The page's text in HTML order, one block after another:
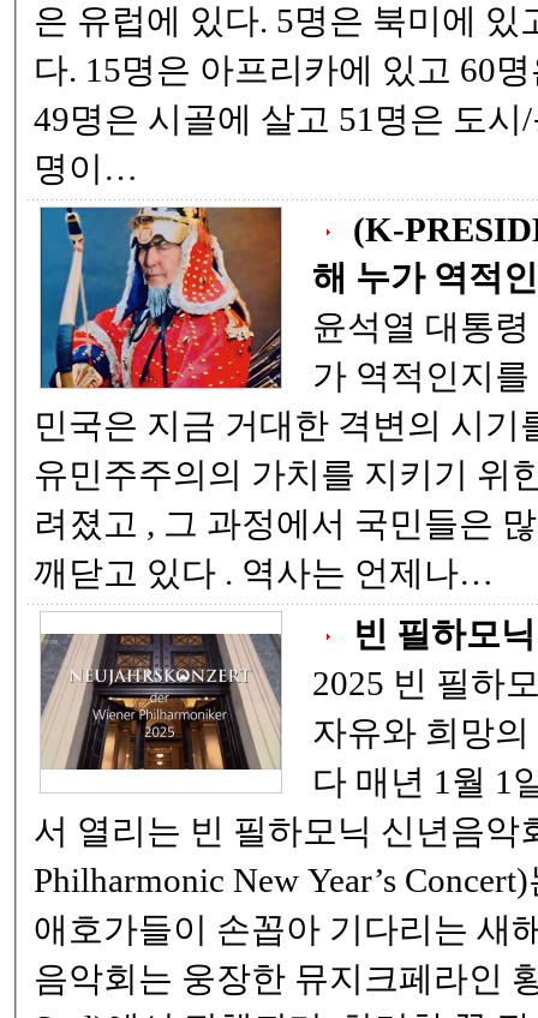
은 유럽에 있다. 5명은 북미에 있고 9명은 남미에 있
다. 15명은 아프리카에 있고 60명은 아시아에 있다.
49명은 시골에 살고 51명은 도시/동네 거주하며 77
명이…
(K-
해 누가 역적
윤석열 대통령 ! 계몽령을 통해 누
가 역적인지를 알게 되었다 . 대한
민국은 지금 거대한 격변의 시기를 지나고 있다 . 자
유민주주의의 가치를 지키기 위한 국가적 결단이 내
려졌고 , 그 과정에서 국민들은 많은 것을 목격하며
깨닫고 있다 . 역사는 언제나…
빈 필하모
2025 빈 필하
자유와 희망
다 매년 1월 1일, 오스트리아 빈에
서 열리는 빈 필하모닉 신년음악회 (Vienna
Philharmonic New Year’s
애호가들이 손꼽아 기다리는 새
음악회는 웅장한 뮤지크페라인